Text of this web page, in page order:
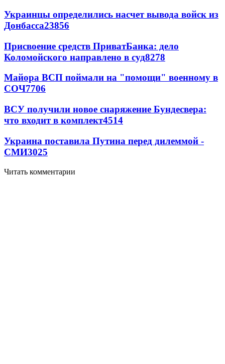
Украинцы определились насчет вывода войск из
Донбасса23856
Присвоение средств ПриватБанка: дело
Коломойского направлено в суд8278
Майора ВСП поймали на "помощи" военному в
СОЧ7706
ВСУ получили новое снаряжение Бундесвера:
что входит в комплект4514
Украина поставила Путина перед дилеммой -
СМИ3025
Читать комментарии